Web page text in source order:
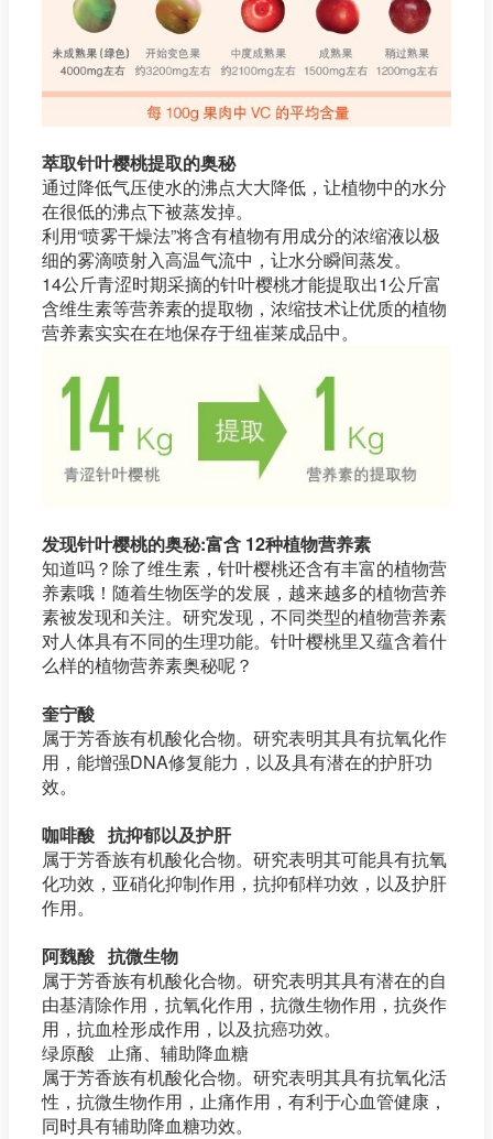
萃取针叶樱桃提取的奥秘
通过降低气压使水的沸点大大降低，让植物中的水分
在很低的沸点下被蒸发掉。
利用“喷雾干燥法”将含有植物有用成分的浓缩液以极
细的雾滴喷射入高温气流中，让水分瞬间蒸发。
14公斤青涩时期采摘的针叶樱桃才能提取出1公斤富
含维生素等营养素的提取物，浓缩技术让优质的植物
营养素实实在在地保存于纽崔莱成品中。
发现针叶樱桃的奥秘:富含 12种植物营养素
知道吗？除了维生素，针叶樱桃还含有丰富的植物营
养素哦！随着生物医学的发展，越来越多的植物营养
素被发现和关注。研究发现，不同类型的植物营养素
对人体具有不同的生理功能。针叶樱桃里又蕴含着什
么样的植物营养素奥秘呢？
奎宁酸
属于芳香族有机酸化合物。研究表明其具有抗氧化作
用，能增强DNA修复能力，以及具有潜在的护肝功
效。
咖啡酸 抗抑郁以及护肝
属于芳香族有机酸化合物。研究表明其可能具有抗氧
化功效，亚硝化抑制作用，抗抑郁样功效，以及护肝
作用。
阿魏酸 抗微生物
属于芳香族有机酸化合物。研究表明其具有潜在的自
由基清除作用，抗氧化作用，抗微生物作用，抗炎作
用，抗血栓形成作用，以及抗癌功效。
绿原酸 止痛、辅助降血糖
属于芳香族有机酸化合物。研究表明其具有抗氧化活
性，抗微生物作用，止痛作用，有利于心血管健康，
同时具有辅助降血糖功效。